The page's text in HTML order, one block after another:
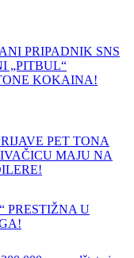
PRIPADNIK SNS
„PITBUL“
KOKAINA!
PET TONA
MAJU NA
PRESTIŽNA U